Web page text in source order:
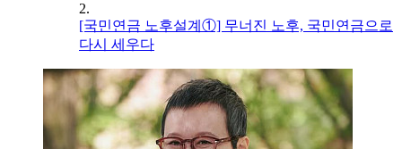
2.
[국민연금 노후설계①] 무너진 노후, 국민연금으로
다시 세우다